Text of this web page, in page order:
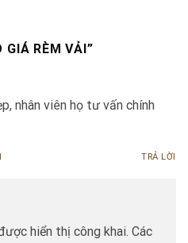
GIÁ RÈM VẢI”
nhân viên họ tư vấn chính
TRẢ LỜI
hiển thị công khai. Các